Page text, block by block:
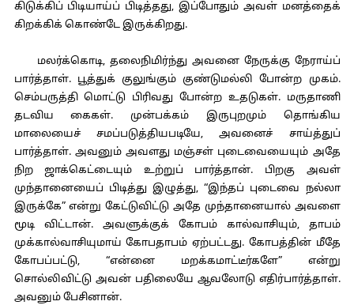
கிடுக்கிப் பிடியாய்ப் பிடித்தது, இப்போதும் அவள் மனத்தைக்
கிறக்கிக் கொண்டே இருக்கிறது.
மலர்க்கொடி, தலைநிமிர்ந்து அவனை நேருக்கு நேராய்ப்
பார்த்தாள். பூத்துக் குலுங்கும் குண்டுமல்லி போன்ற முகம்.
செம்பருத்தி மொட்டு பிரிவது போன்ற உதடுகள். மருதாணி
தடவிய கைகள். முன்பக்கம் இருபுறமும் தொங்கிய
மாலையைச் சமப்படுத்தியபடியே, அவனைச் சாய்த்துப்
பார்த்தாள். அவனும் அவளது மஞ்சள் புடைவையையும் அதே
நிற ஜாக்கெட்டையும் உற்றுப் பார்த்தான். பிறகு அவள்
முந்தானையைப் பிடித்து இழுத்து, “இந்தப் புடைவை நல்லா
இருக்கே” என்று கேட்டுவிட்டு அதே முந்தானையால் அவளை
மூடி விட்டான். அவளுக்குக் கோபம் கால்வாசியும், தாபம்
முக்கால்வாசியுமாய் கோபதாபம் ஏற்பட்டது. கோபத்தின் மீதே
கோபப்பட்டு, “என்னை மறக்கமாட்டீர்களே” என்று
சொல்லிவிட்டு அவன் பதிலையே ஆவலோடு எதிர்பார்த்தாள்.
அவனும் பேசினான்.